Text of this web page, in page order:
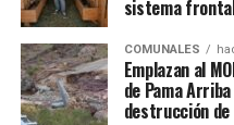
sistema
COMUNALES
Emplazan al
de Pama
destrucción de